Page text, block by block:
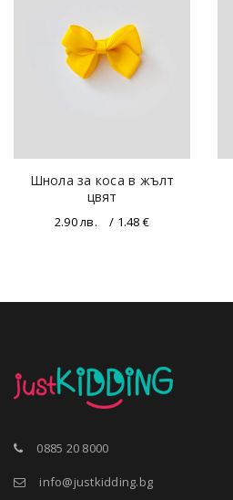
Шнола за коса в жълт
цвят
2.90лв. / 1.48 €
0885 20 8000
info@justkidding.bg